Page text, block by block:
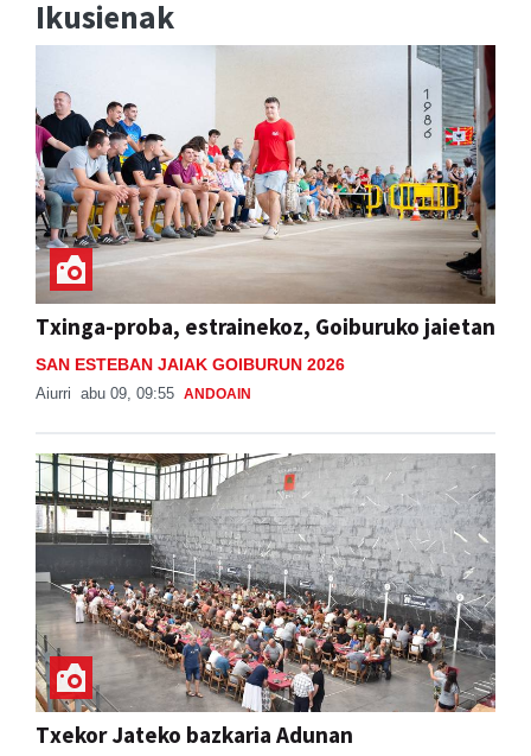
Ikusienak
Txinga-proba, estrainekoz, Goiburuko jaietan
SAN ESTEBAN JAIAK GOIBURUN 2026
Aiurri abu 09, 09:55 ANDOAIN
Txekor Jateko bazkaria Adunan